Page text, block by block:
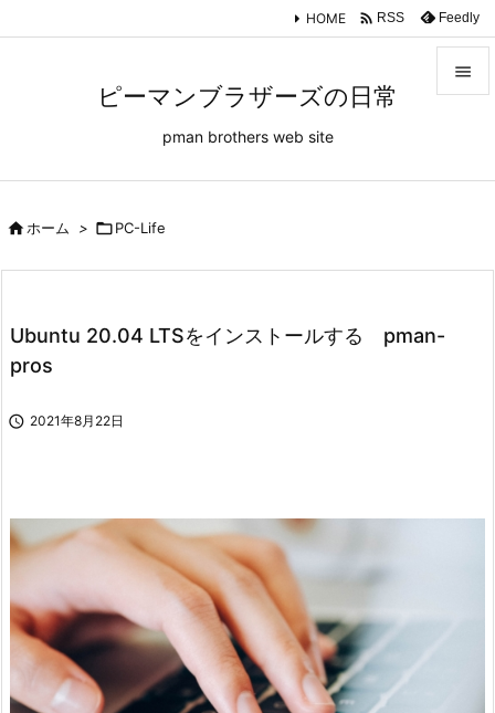
ピーマンブラザーズの日常
pman brothers web site


HOME  RSS Feedly
ホーム > PC-Life
Ubuntu 20.04 LTSをインストールする pman-
pros
 2021年8月22日